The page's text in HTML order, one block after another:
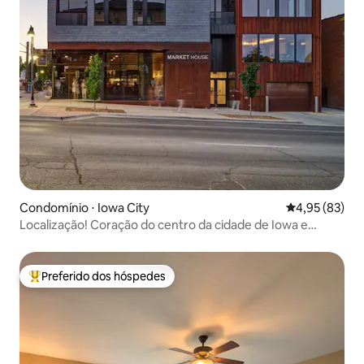
Condomínio ⋅ Iowa City 4,95 de uma
4,95 (83)
Localização! Coração do centro da cidade de Iowa e
Entre os melhores preferidos dos hóspedes
Preferido dos hóspedes